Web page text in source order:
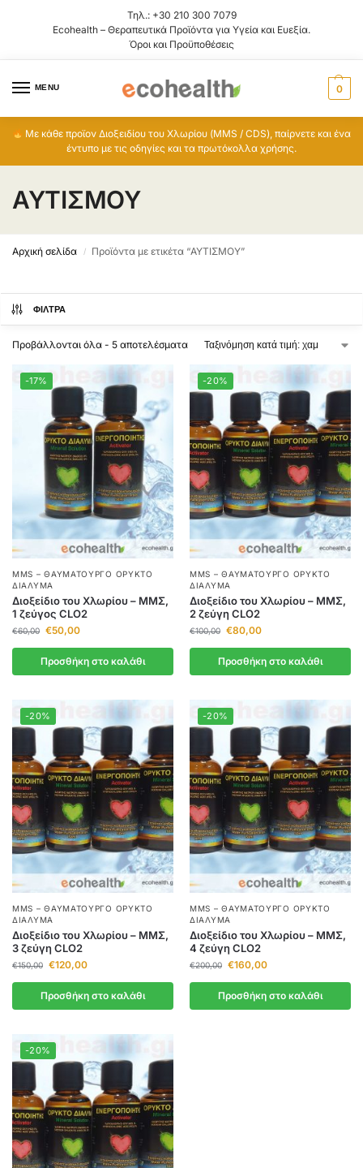
Τηλ.: +30 210 300 7079
Ecohealth – Θεραπευτικά Προϊόντα για Υγεία και Ευεξία.
Όροι και Προϋποθέσεις
MENU 0
Με κάθε προϊον Διοξειδίου του Χλωρίου (MMS / CDS), παίρνετε και ένα
έντυπο με τις οδηγίες και τα πρωτόκολλα χρήσης.
ΑΥΤΙΣΜΟΥ
Αρχική σελίδα / Προϊόντα με ετικέτα “ΑΥΤΙΣΜΟΥ”
ΦΊΛΤΡΑ
Προβάλλονται όλα - 5 αποτελέσματα
-17%
MMS – ΘΑΥΜΑΤΟΥΡΓΌ ΟΡΥΚΤΌ
ΔΙΆΛΥΜΑ
Διοξείδιο του Χλωρίου – ΜΜΣ,
1 ζεύγος CLO2
€60,00 €50,00
Προσθήκη στο καλάθι
-20%
MMS – ΘΑΥΜΑΤΟΥΡΓΌ ΟΡΥΚΤΌ
ΔΙΆΛΥΜΑ
Διοξείδιο του Χλωρίου – ΜΜΣ,
2 ζεύγη CLO2
€100,00 €80,00
Προσθήκη στο καλάθι
-20%
MMS – ΘΑΥΜΑΤΟΥΡΓΌ ΟΡΥΚΤΌ
ΔΙΆΛΥΜΑ
Διοξείδιο του Χλωρίου – ΜΜΣ,
3 ζεύγη CLO2
€150,00 €120,00
Προσθήκη στο καλάθι
-20%
MMS – ΘΑΥΜΑΤΟΥΡΓΌ ΟΡΥΚΤΌ
ΔΙΆΛΥΜΑ
Διοξείδιο του Χλωρίου – ΜΜΣ,
4 ζεύγη CLO2
€200,00 €160,00
Προσθήκη στο καλάθι
-20%